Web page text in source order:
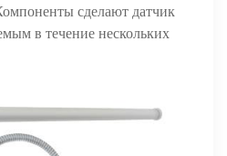
сделают датчик
в течение нескольких